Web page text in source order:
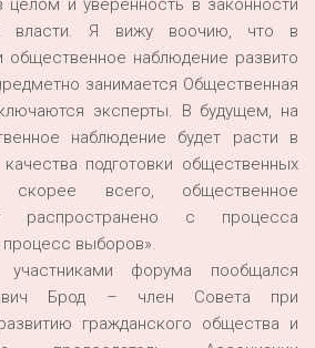
и уверенность в законности
власти. Я вижу воочию, что в
общественное наблюдение развито
занимается Общественная
эксперты. В будущем, на
наблюдение будет расти в
подготовки общественных
скорее всего, общественное
распространено с процесса
выборов».
форума пообщался
Брод – член Совета при
гражданского общества и